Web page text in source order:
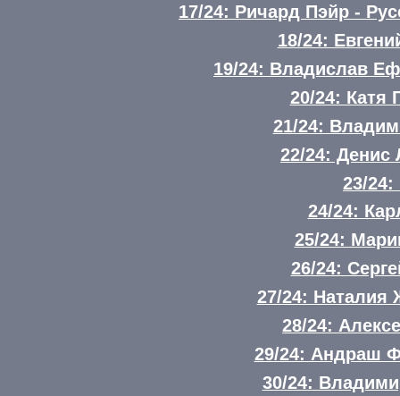
17/24: Ричард Пэйр -
18/24:
19/24: Владислав
20/24: Катя
21/24:
22/24: Денис
23/
24/24:
25/24:
26/24:
27/24:
28/24:
29/24: Андраш
30/24: